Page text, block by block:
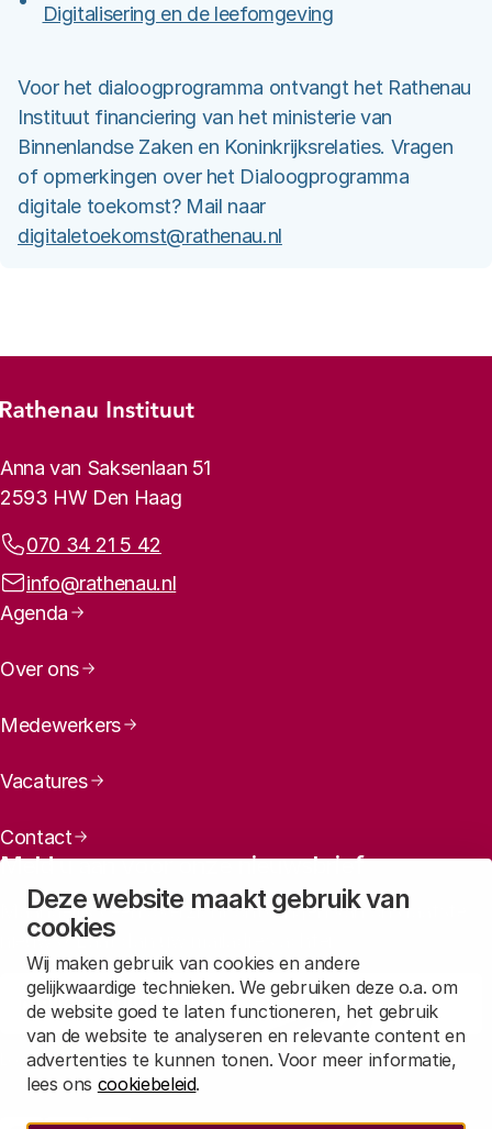
Deze website maakt gebruik van
cookies
Wij maken gebruik van cookies en andere
gelijkwaardige technieken. We gebruiken deze o.a. om
de website goed te laten functioneren, het gebruik
van de website te analyseren en relevante content en
advertenties te kunnen tonen. Voor meer informatie,
lees ons cookiebeleid.
Digitalisering en de leefomgeving
Voor het dialoogprogramma ontvangt het Rathenau
Instituut financiering van het ministerie van
Binnenlandse Zaken en Koninkrijksrelaties. Vragen
of opmerkingen over het Dialoogprogramma
digitale toekomst? Mail naar
digitaletoekomst@rathenau.nl
Footer-menu
Rathenau logo, naar de homepage
Contactinformatie
Anna van Saksenlaan 51
2593 HW Den Haag
Telefoonnummer:
070 34 21 5 42
E-mailadres:
info@rathenau.nl
Paginanavigatie
Agenda
Over ons
Medewerkers
Vacatures
Contact
Meld u aan voor onze nieuwsbrief
Maandelijks een overzicht ontvangen van ons laatste
nieuws? Laat dan uw mailadres achter.
Aanmelden
Lees inonze privacyverklaringhoe wij deze gegevens verwerken.